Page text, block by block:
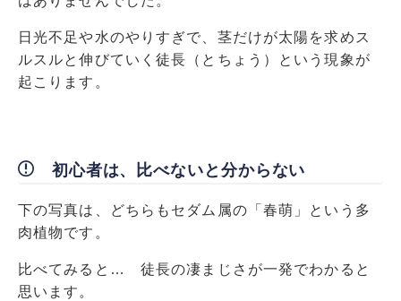
日光不足や水のやりすぎで、茎だけが太陽を求めス
ルスルと伸びていく徒長（とちょう）という現象が
起こります。
初心者は、比べないと分からない
下の写真は、どちらもセダム属の「春萌」という多
肉植物です。
比べてみると… 徒長の凄まじさが一発でわかると
思います。